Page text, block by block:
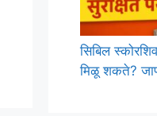
सिबिल
मिळू शकते?